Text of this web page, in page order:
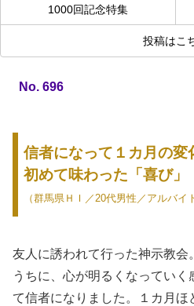
1000回記念特集
投稿はこ
No. 696
信者になって１カ月の変
初めて味わった「喜び」
（群馬県ＨＩ／20代男性／アルバイ
友人に誘われて行った神示教会
うちに、心が明るくなってい
て信者になりました。１カ月ほ